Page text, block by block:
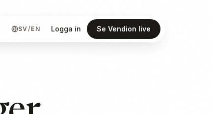
SV/EN Logga in Se Vendion live